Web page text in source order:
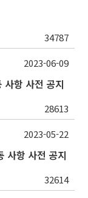
34787
항 사전 공지
28613
2023-06-09
사항 사전 공지
32614
2023-05-22